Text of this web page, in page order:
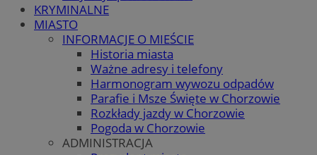
KRYMINALNE
MIASTO
INFORMACJE O MIEŚCIE
Historia miasta
Ważne adresy i telefony
Harmonogram wywozu odpadów
Parafie i Msze Święte w Chorzowie
Rozkłady jazdy w Chorzowie
Pogoda w Chorzowie
ADMINISTRACJA